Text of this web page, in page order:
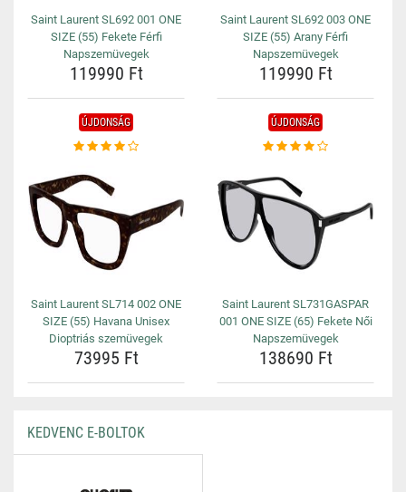
Saint Laurent SL692 001 ONE
SIZE (55) Fekete Férfi
Napszemüvegek
119990 Ft
Saint Laurent SL692 003 ONE
SIZE (55) Arany Férfi
Napszemüvegek
119990 Ft
ÚJDONSÁG
Saint Laurent SL714 002 ONE
SIZE (55) Havana Unisex
Dioptriás szemüvegek
73995 Ft
ÚJDONSÁG
Saint Laurent SL731GASPAR
001 ONE SIZE (65) Fekete Női
Napszemüvegek
138690 Ft
KEDVENC E-BOLTOK